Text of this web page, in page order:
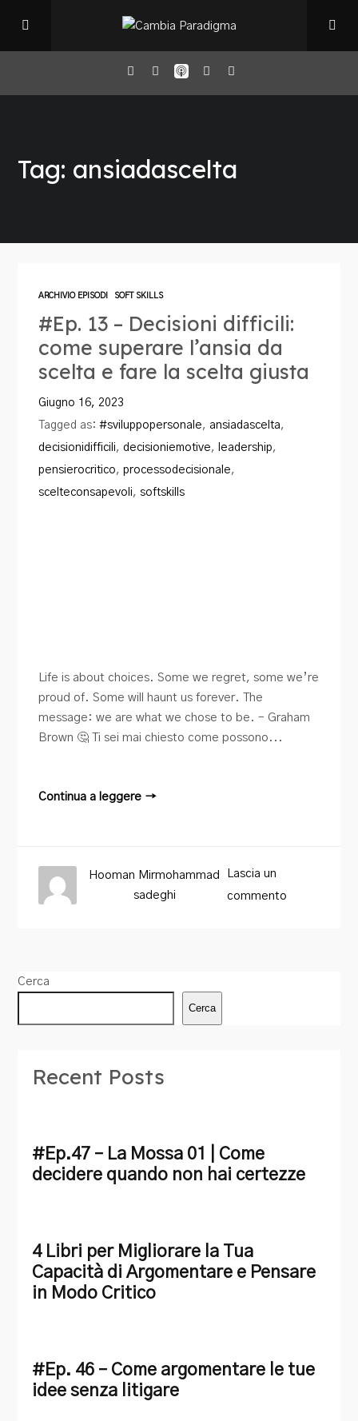
Il Podcast
Book Club
Blog
Contatti
Tag: ansiadascelta
ARCHIVIO EPISODI SOFT SKILLS
#Ep. 13 – Decisioni difficili:
come superare l’ansia da
scelta e fare la scelta giusta
Giugno 16, 2023
Tagged as:#sviluppopersonale, ansiadascelta,
decisionidifficili,decisioniemotive, leadership,
pensierocritico,processodecisionale,
scelteconsapevoli,softskills
Life is about choices. Some we regret, some we’re
proud of. Some will haunt us forever. The
message: we are what we chose to be. – Graham
Brown 🤔 Ti sei mai chiesto come possono...
Continua a leggere →
Lascia un
commento
Hooman Mirmohammad
sadeghi
Cerca
Cerca
Recent Posts
#Ep.47 – La Mossa 01 | Come
decidere quando non hai certezze
4 Libri per Migliorare la Tua
Capacità di Argomentare e Pensare
in Modo Critico
#Ep. 46 – Come argomentare le tue
idee senza litigare